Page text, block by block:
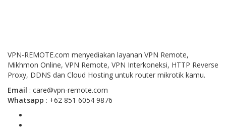
VPN-REMOTE.com menyediakan layanan VPN Remote,
Mikhmon Online, VPN Remote, VPN Interkoneksi, HTTP Reverse
Proxy, DDNS dan Cloud Hosting untuk router mikrotik kamu.
Email : care@vpn-remote.com
Whatsapp : +62 851 6054 9876